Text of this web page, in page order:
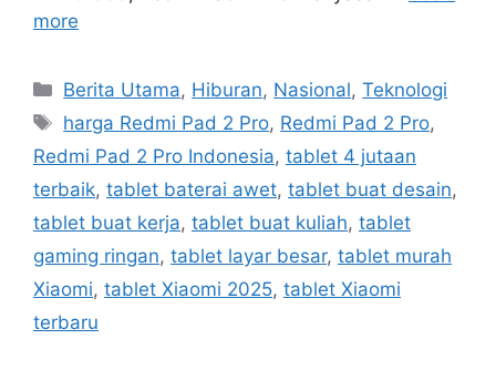
more
C
a
e
g
o
r
i
s
Berita Utama, Hiburan, Nasional,Teknologi
T
a
s
harga Redmi Pad 2 Pro, Redmi Pad 2 Pro,
Redmi Pad 2 Pro Indonesia, tablet 4 jutaan
terbaik, tablet baterai awet, tablet buat desain,
tablet buat kerja, tablet buat kuliah, tablet
gaming ringan, tablet layar besar, tablet murah
Xiaomi, tablet Xiaomi 2025, tablet Xiaomi
terbaru